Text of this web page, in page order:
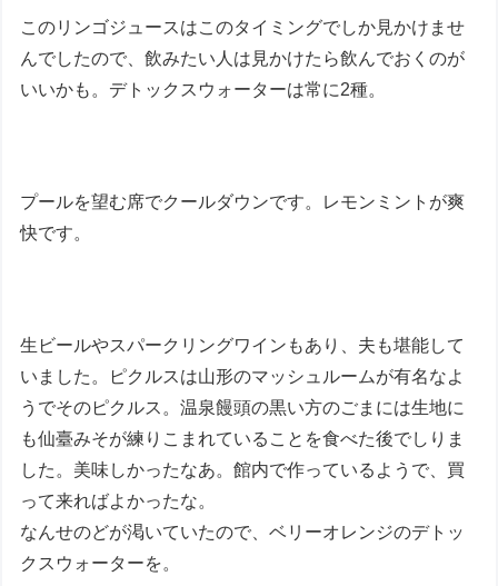
このリンゴジュースはこのタイミングでしか見かけませ
んでしたので、飲みたい人は見かけたら飲んでおくのが
いいかも。デトックスウォーターは常に2種。
プールを望む席でクールダウンです。レモンミントが爽
快です。
生ビールやスパークリングワインもあり、夫も堪能して
いました。ピクルスは山形のマッシュルームが有名なよ
うでそのピクルス。温泉饅頭の黒い方のごまには生地に
も仙臺みそが練りこまれていることを食べた後でしりま
した。美味しかったなあ。館内で作っているようで、買
って来ればよかったな。
なんせのどが渇いていたので、ベリーオレンジのデトッ
クスウォーターを。